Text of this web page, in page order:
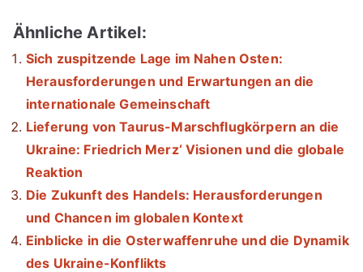
Ähnliche Artikel:
Sich zuspitzende Lage im Nahen Osten:
Herausforderungen und Erwartungen an die
internationale Gemeinschaft
Lieferung von Taurus-Marschflugkörpern an die
Ukraine: Friedrich Merz‘ Visionen und die globale
Reaktion
Die Zukunft des Handels: Herausforderungen
und Chancen im globalen Kontext
Einblicke in die Osterwaffenruhe und die Dynamik
des Ukraine-Konflikts